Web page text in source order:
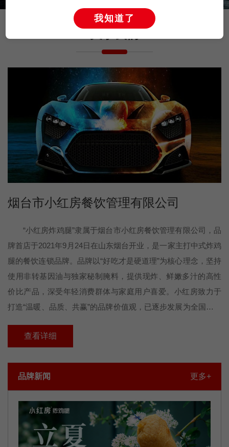
我知道了
烟台市小红房餐饮管理有限公司
“小红房炸鸡腿”隶属于烟台市小红房餐饮管理有限公司，品
牌首店于2021年9月24日在山东烟台开业，是一家主打中式炸鸡
腿的餐饮连锁品牌。品牌以“好吃才是硬道理”为核心理念，坚持
使用非转基因油与独家秘制腌料，提供现炸、鲜嫩多汁的高性
价比产品，深受年轻消费群体与家庭用户喜爱。小红房致力于
打造“温暖、品质、共赢”的品牌价值观，已逐步发展为全国范围
为中式炸鸡品类的代表性品牌，推动中式快餐文化的现代化传
查看详细
品牌新闻 更多+